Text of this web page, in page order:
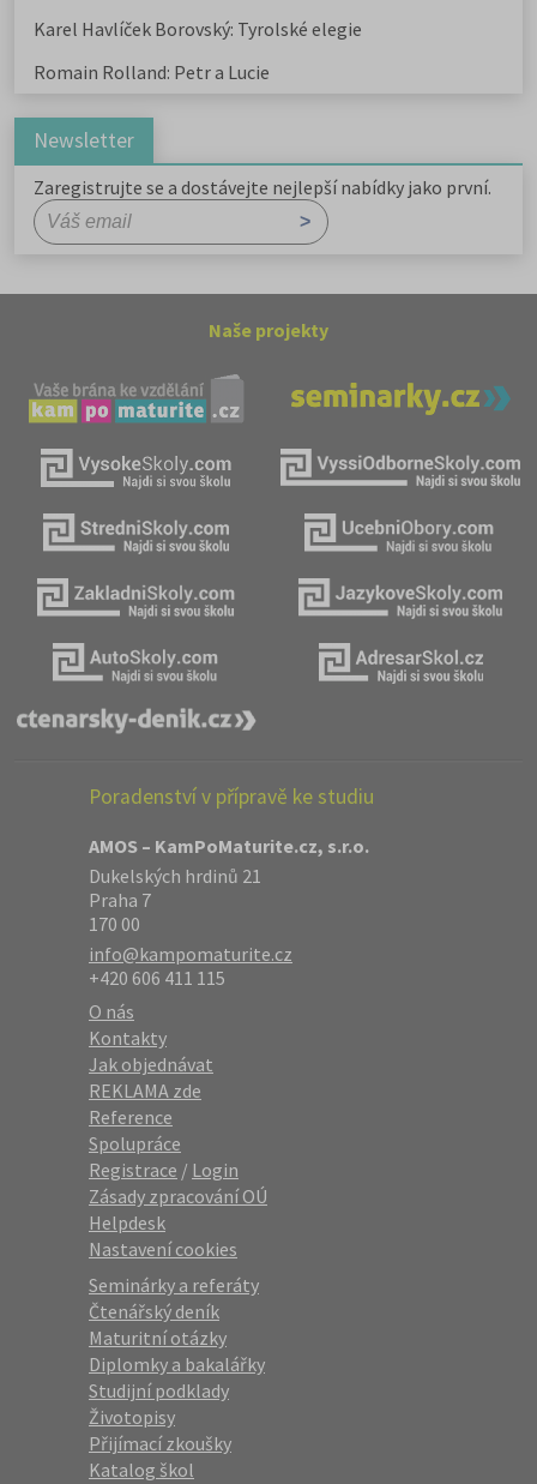
Karel Havlíček Borovský: Tyrolské elegie
Romain Rolland: Petr a Lucie
Newsletter
Zaregistrujte se a dostávejte nejlepší nabídky jako první.
Naše projekty
Poradenství v přípravě ke studiu
AMOS – KamPoMaturite.cz, s.r.o.
Dukelských hrdinů 21
Praha 7
170 00
info@kampomaturite.cz
+420 606 411 115
O nás
Kontakty
Jak objednávat
REKLAMA zde
Reference
Spolupráce
Registrace / Login
Zásady zpracování OÚ
Helpdesk
Nastavení cookies
Seminárky a referáty
Čtenářský deník
Maturitní otázky
Diplomky a bakalářky
Studijní podklady
Životopisy
Přijímací zkoušky
Katalog škol